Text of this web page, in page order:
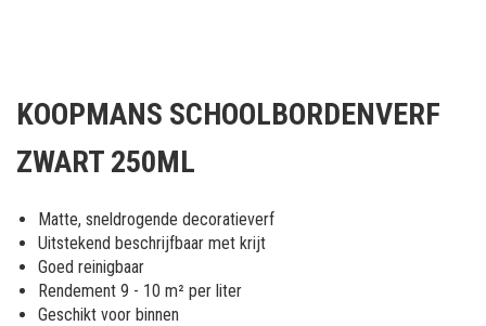
het
van
afbeeldingen-
gallerij
KOOPMANS SCHOOLBORDENVERF
ZWART 250ML
Matte, sneldrogende decoratieverf
Uitstekend beschrijfbaar met krijt
Goed reinigbaar
Rendement 9 - 10 m² per liter
Geschikt voor binnen